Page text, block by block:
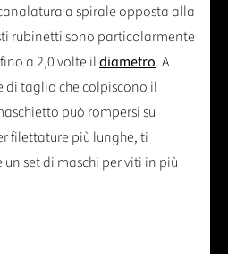
a spirale opposta alla
rubinetti sono particolarmente
fino a 2,0 volte ildiametro. A
di taglio che colpiscono il
può rompersi su
filettature più lunghe, ti
set di maschi per viti in più